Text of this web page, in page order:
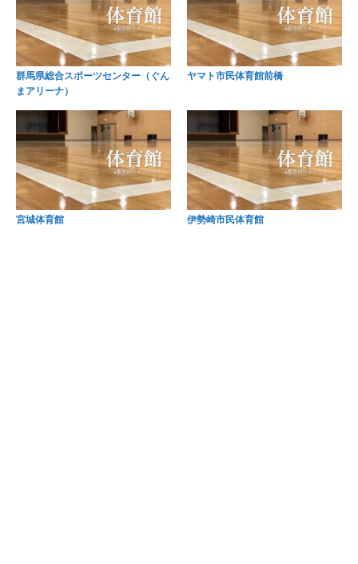
群馬県総合スポーツセンター（ぐん
まアリーナ）
ヤマト市民体育館前橋
宮城体育館 伊勢崎市民体育館